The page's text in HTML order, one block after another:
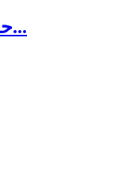
موديول حساس DHT11 حرارة...